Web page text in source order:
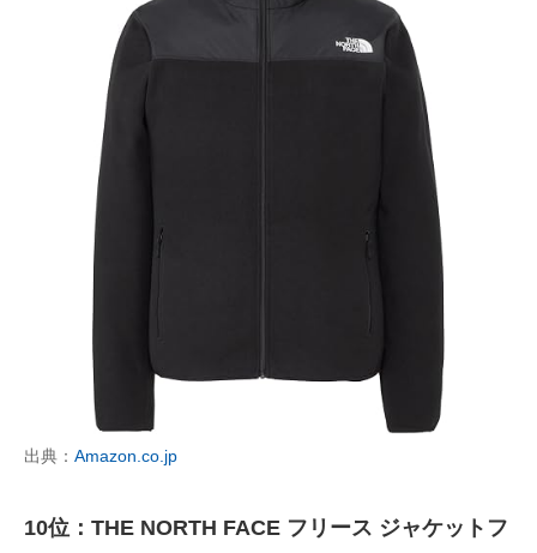
出典： Amazon.co.jp
10位：THE NORTH FACE フリース ジャケットフ